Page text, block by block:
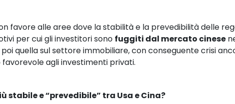
favore alle aree dove la stabilità e la prevedibilità delle
per cui gli investitori sono fuggiti dal mercato cinese
quella sul settore immobiliare, con conseguente crisi
agli investimenti privati.
stabile e “prevedibile” tra Usa e Cina?